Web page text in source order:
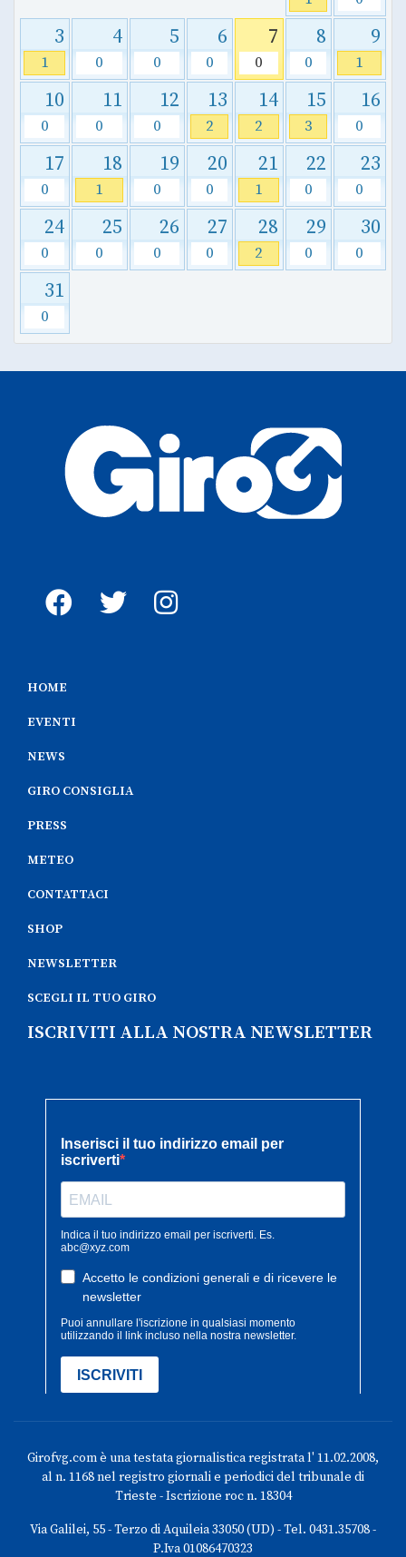
3
1
4
0
5
0
6
0
7
0
8
0
9
1
10
0
11
0
12
0
13
2
14
2
15
3
16
0
17
0
18
1
19
0
20
0
21
1
22
0
23
0
24
0
25
0
26
0
27
0
28
2
29
0
30
0
31
0
HOME
EVENTI
NEWS
GIRO CONSIGLIA
PRESS
METEO
CONTATTACI
SHOP
NEWSLETTER
SCEGLI IL TUO GIRO
ISCRIVITI ALLA NOSTRA NEWSLETTER
Girofvg.com è una testata giornalistica registrata l' 11.02.2008,
al n. 1168 nel registro giornali e periodici del tribunale di
Trieste - Iscrizione roc n. 18304
Via Galilei, 55 - Terzo di Aquileia 33050 (UD) - Tel. 0431.35708 -
P.Iva 01086470323